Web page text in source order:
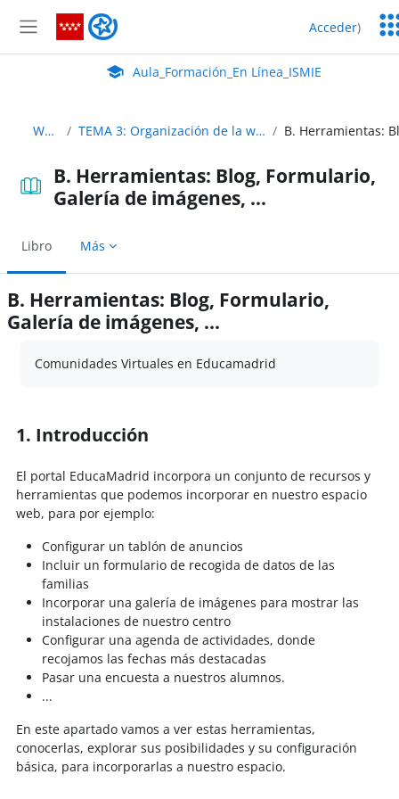
Panel lateral
Aula_Formación_En Línea_ISMIE Acceder)
Aula Virtual de EducaMadrid:
Aula_Formación_En Línea_ISMIE
WebCentro TEMA 3: Organización de la web, recursos colaborativos, navegación y usabilidad
B. Herramientas: Blog, Formulario,
Galería de imágenes, ...
Libro Más
B. Herramientas: Blog, Formulario,
Galería de imágenes, ...
Comunidades Virtuales en Educamadrid
1. Introducción
El portal EducaMadrid incorpora un conjunto de recursos y
herramientas que podemos incorporar en nuestro espacio
web, para por ejemplo:
Configurar un tablón de anuncios
Incluir un formulario de recogida de datos de las
familias
Incorporar una galería de imágenes para mostrar las
instalaciones de nuestro centro
Configurar una agenda de actividades, donde
recojamos las fechas más destacadas
Pasar una encuesta a nuestros alumnos.
...
En este apartado vamos a ver estas herramientas,
conocerlas, explorar sus posibilidades y su configuración
básica, para incorporarlas a nuestro espacio.